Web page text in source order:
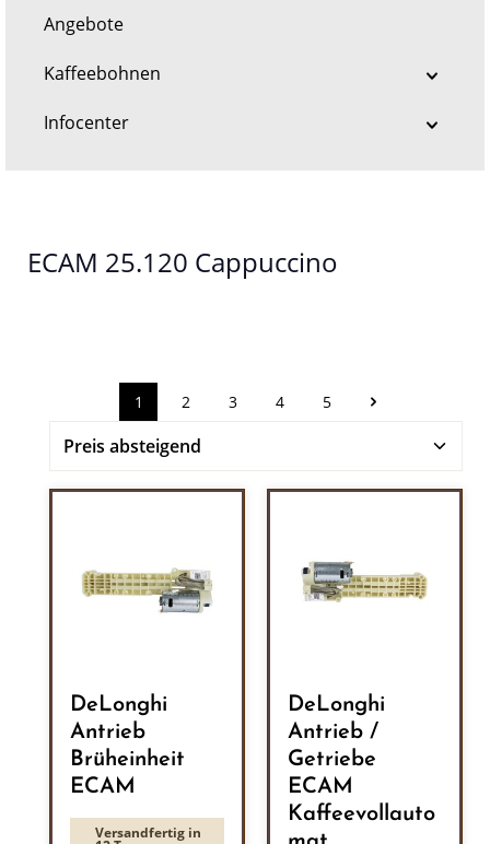
Angebote
Kaffeebohnen
Infocenter
ECAM 25.120 Cappuccino
Seite
1 Seite
2 Seite
3 Seite
4 Seite
5
DeLonghi
Antrieb
Brüheinheit
ECAM
Versandfertig in
DeLonghi
Antrieb /
Getriebe
ECAM
Kaffeevollauto